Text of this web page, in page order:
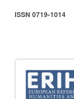
ISSN 0719-1014